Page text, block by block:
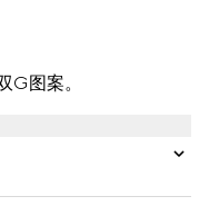
G图案。